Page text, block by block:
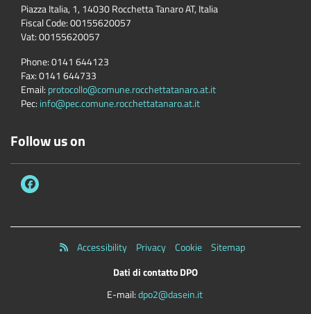
Piazza Italia, 1, 14030 Rocchetta Tanaro AT, Italia
Fiscal Code:00155620057
Vat:00155620057
Phone:0141 644123
Fax:0141 644733
Email: protocollo@comune.rocchettatanaro.at.it
Pec: info@pec.comune.rocchettatanaro.at.it
Follow us on
Accessibility Privacy Cookie
Sitemap
Dati di contatto DPO
E-mail:dpo2@dasein.it